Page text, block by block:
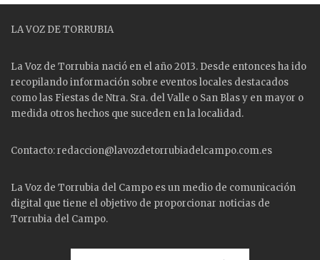
LA VOZ DE TORRUBIA
La Voz de Torrubia nació en el año 2013. Desde entonces ha ido
recopilando información sobre eventos locales destacados
como las Fiestas de Ntra. Sra. del Valle o San Blas y en mayor o
medida otros hechos que suceden en la localidad.
Contacto: redaccion@lavozdetorrubiadelcampo.com.es
La Voz de Torrubia del Campo es un medio de comunicación
digital que tiene el objetivo de proporcionar noticias de
Torrubia del Campo.